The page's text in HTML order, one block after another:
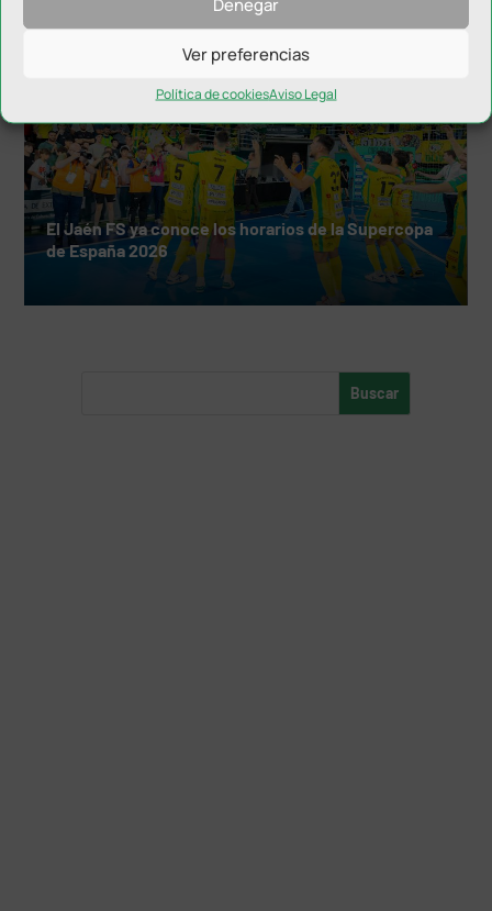
Ver preferencias
Política de cookiesAviso Legal
El Jaén FS ya conoce los horarios de la Supercopa
de España 2026